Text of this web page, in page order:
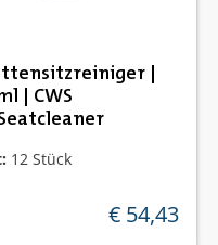
|
| CWS
12 Stück
regulärer
€ 54,43